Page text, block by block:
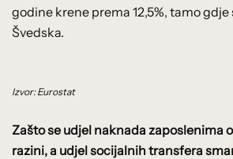
godine krene prema 12,5%, tamo gdje
Švedska.
Izvor: Eurostat
Zašto se udjel naknada zaposlenima
razini, a udjel socijalnih transfera